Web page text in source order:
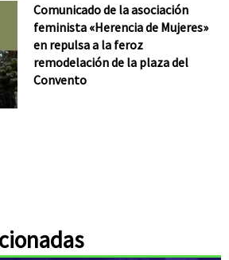
Comunicado de la asociación
feminista «Herencia de Mujeres»
en repulsa a la feroz
remodelación de la plaza del
Convento